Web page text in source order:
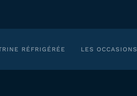
RÉFRIGÉRÉE LES OCCASIONS